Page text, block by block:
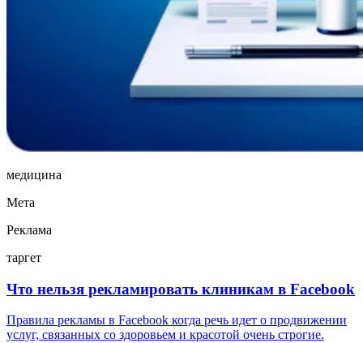
медицина
Мета
Реклама
таргет
Что нельзя рекламировать клиникам в Facebook
Правила рекламы в Facebook когда речь идет о продвижении
услуг, связанных со здоровьем и красотой очень строгие.